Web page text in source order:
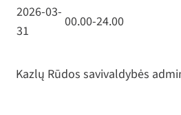
2026-03-
31
00.00-24.00
Kazlų Rūdos savivaldybės